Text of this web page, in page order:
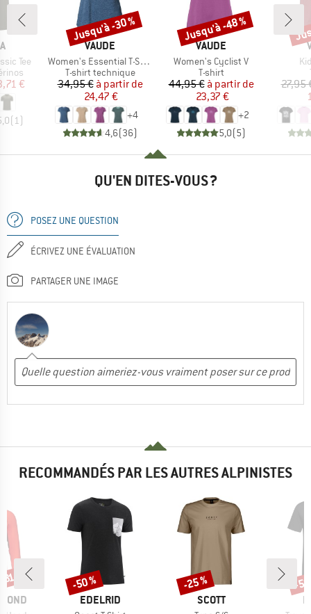
Tee
réduit
€
(1)
MARQUE
VAUDE
Article
Women's Essential T-Shirt
Product group
T-shirt technique
Prix
34,95 € Prix réduit
à partir de
24,47 €
+4
4,6(36)
Remise
Jusqu'à -30 %
MARQUE
VAUDE
Article
Women's Cyclist V
Product group
T-shirt
Prix
44,95 € Prix réduit
à partir de
23,37 €
+2
5,0(5)
Remise
Jusqu'à -48 %
27,95
QU'EN DITES-VOUS ?
POSEZ UNE QUESTION
ÉCRIVEZ UNE ÉVALUATION
PARTAGER UNE IMAGE
RECOMMANDÉS PAR LES AUTRES ALPINISTES
%
MARQUE
EDELRID
Remise
-50 %
MARQUE
SCOTT
Remise
-25 % -